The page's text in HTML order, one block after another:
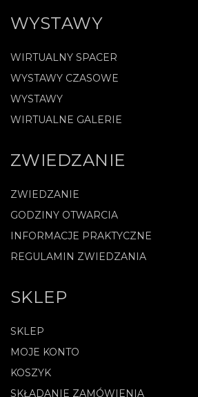
WYSTAWY
WIRTUALNY SPACER
WYSTAWY CZASOWE
WYSTAWY
WIRTUALNE GALERIE
ZWIEDZANIE
ZWIEDZANIE
GODZINY OTWARCIA
INFORMACJE PRAKTYCZNE
REGULAMIN ZWIEDZANIA
SKLEP
SKLEP
MOJE KONTO
KOSZYK
SKŁADANIE ZAMÓWIENIA